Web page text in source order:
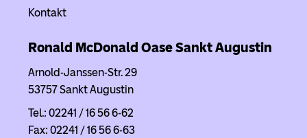
Kontakt
Ronald McDonald Oase Sankt Augustin
Arnold-Janssen-Str. 29
53757 Sankt Augustin
Tel.: 02241 / 16 56 6-62
Fax: 02241 / 16 56 6-63